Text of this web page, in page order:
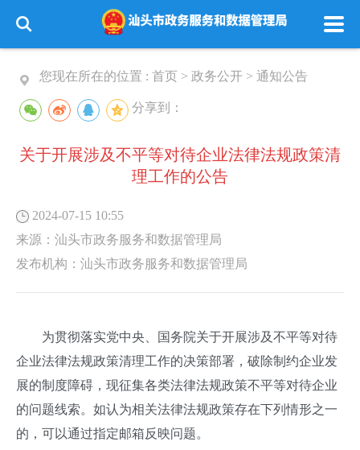
您现在所在的位置 : 首页 > 政务公开 > 通知公告
分享到：
关于开展涉及不平等对待企业法律法规政策清
理工作的公告
2024-07-15 10:55
来源： 汕头市政务服务和数据管理局
发布机构： 汕头市政务服务和数据管理局
为贯彻落实党中央、国务院关于开展涉及不平等对待
企业法律法规政策清理工作的决策部署，破除制约企业发
展的制度障碍，现征集各类法律法规政策不平等对待企业
的问题线索。如认为相关法律法规政策存在下列情形之一
的，可以通过指定邮箱反映问题。